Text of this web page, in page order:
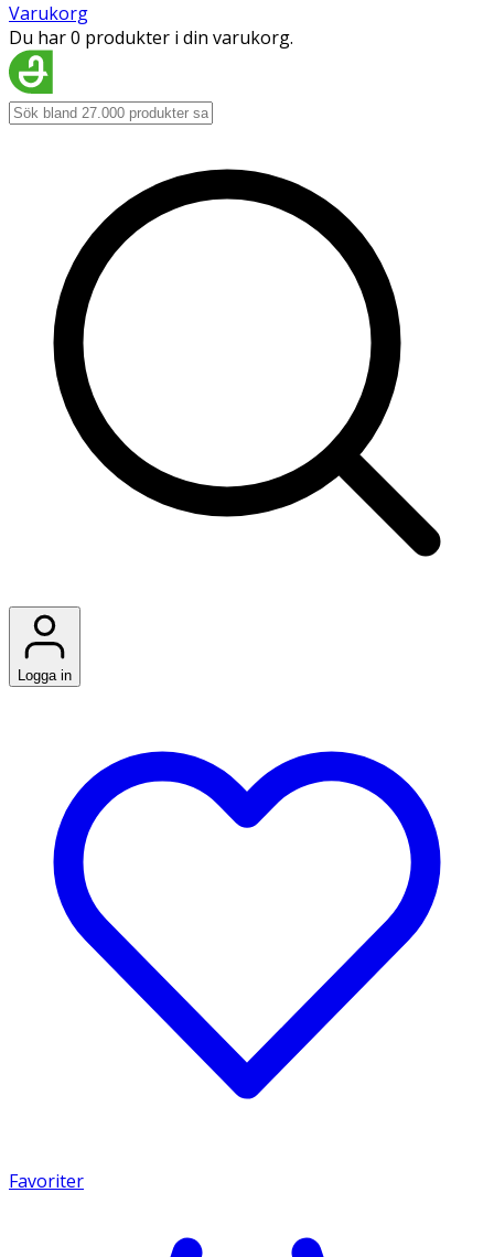
Varukorg
Du har 0 produkter i din varukorg.
Logga in
Favoriter